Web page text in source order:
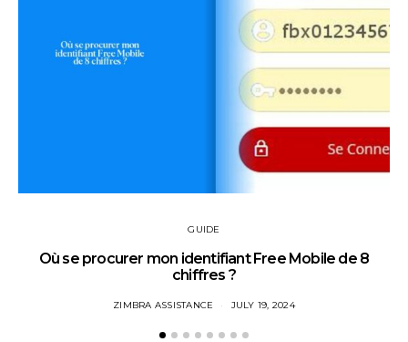
GUIDE
Où se procurer mon identifiant Free Mobile de 8
chiffres ?
ZIMBRA ASSISTANCE JULY 19, 2024